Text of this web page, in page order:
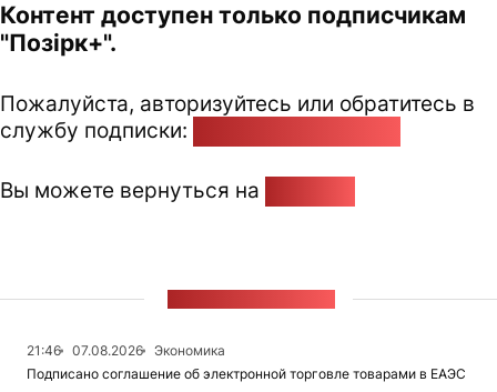
Контент доступен только подписчикам
"Позірк+".
Пожалуйста, авторизуйтесь или обратитесь в
службу подписки:
Вы можете вернуться на
21:46 07.08.2026
Экономика
Подписано соглашение об электронной торговле товарами в ЕАЭС